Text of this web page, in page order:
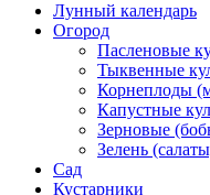
Лунный календарь
Огород
Пасленовые
Тыквенные
Корнеплоды
Капустные
Зерновые
Зелень
Сад
Кустарники